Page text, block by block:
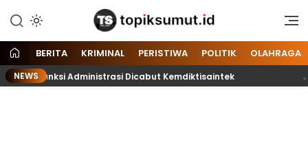
Topik Sumut
Memberitakan Seputar
dan Nasional
BERITA KRIMINAL PERISTIWA POLITIK OLAHRAGA
NEWSAdministrasi Dicabut Kemdiktisaintek Jaga